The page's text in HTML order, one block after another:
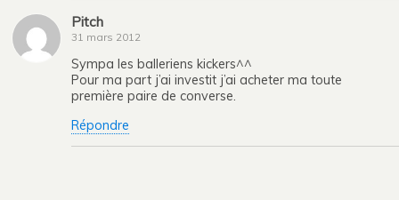
Pitch
31 mars 2012
Sympa les balleriens kickers^^
Pour ma part j’ai investit j’ai acheter ma toute
première paire de converse.
Répondre